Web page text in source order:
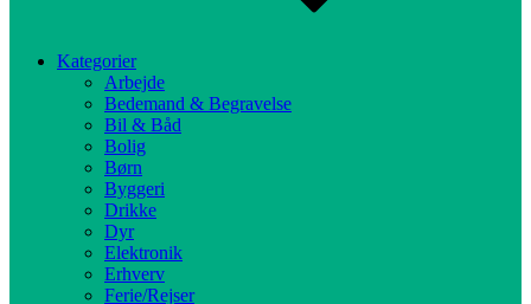
Kategorier
Arbejde
Bedemand & Begravelse
Bil & Båd
Bolig
Børn
Byggeri
Drikke
Dyr
Elektronik
Erhverv
Ferie/Rejser